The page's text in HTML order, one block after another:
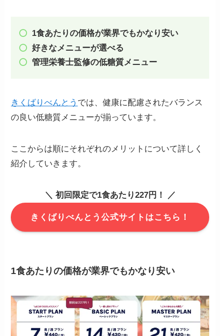
1食あたりの価格が業界でもかなり安い
好きなメニューが選べる
管理栄養士監修の低糖質メニュー
きくばりべんとう では、健康に配慮されたバランス
の良い低糖質メニューが揃っています。
ここからは順にそれぞれのメリットについて詳しく
紹介していきます。
＼ 初回限定で1食あたり227円！ ／
きくばりべんとう公式サイトはこちら！
1食あたりの価格が業界でもかなり安い